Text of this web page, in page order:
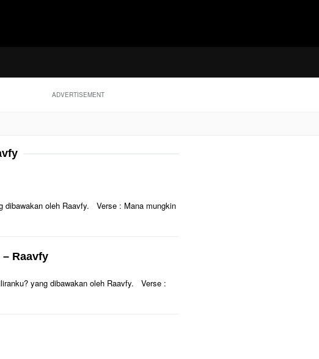
ADVERTISEMENT
dibawakan oleh Raavfy. Verse : Mana mungkin
Raavfy
yang dibawakan oleh Raavfy. Verse :